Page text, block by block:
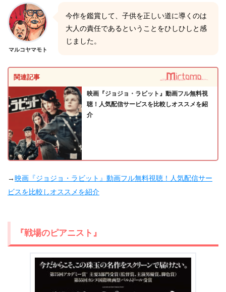
マルコヤマモト
今作を鑑賞して、子供を正しい道に導くのは
大人の責任であるということをひしひしと感
じました。
関連記事
映画『ジョジョ・ラビット』動画フル無料視
聴！人気配信サービスを比較しオススメを紹
介
→映画『ジョジョ・ラビット』動画フル無料視聴！人気配信サー
ビスを比較しオススメを紹介
『戦場のピアニスト』